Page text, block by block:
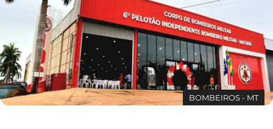
BOMBEIROS - MT